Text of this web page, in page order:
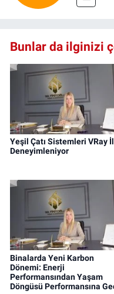
Bunlar da ilginizi
Yeşil Çatı Sistemleri VRay
Deneyimleniyor
Binalarda Yeni Karbon
Dönemi: Enerji
Performansından Yaşam
Döngüsü Performansına